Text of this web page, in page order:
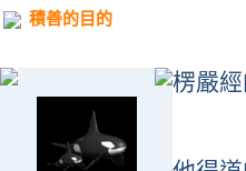
積善的目的
楞嚴